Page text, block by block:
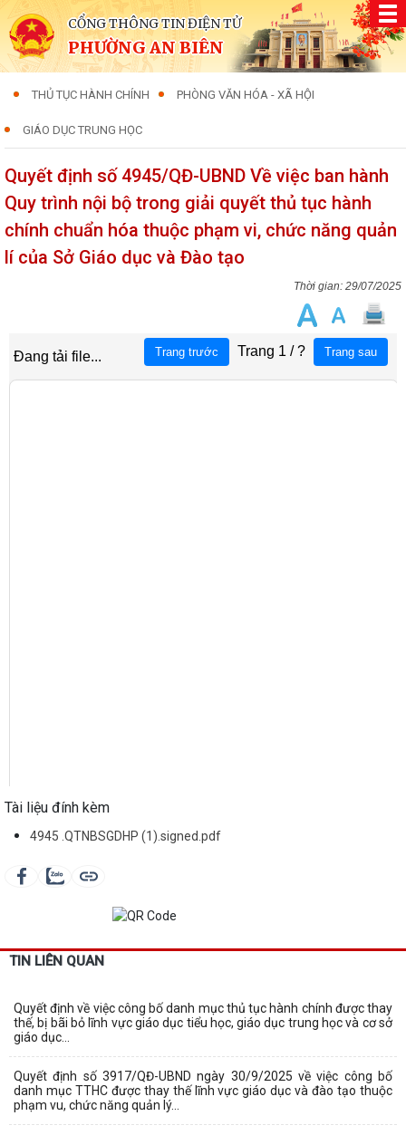
CỔNG THÔNG TIN ĐIỆN TỬ
PHƯỜNG AN BIÊN
THỦ TỤC HÀNH CHÍNH PHÒNG VĂN HÓA - XÃ HỘI
GIÁO DỤC TRUNG HỌC
Quyết định số 4945/QĐ-UBND Về việc ban hành
Quy trình nội bộ trong giải quyết thủ tục hành
chính chuẩn hóa thuộc phạm vi, chức năng quản
lí của Sở Giáo dục và Đào tạo
29/07/2025
Tài liệu đính kèm
4945 .QTNBSGDHP (1).signed.pdf
TIN LIÊN QUAN
Quyết định về việc công bố danh mục thủ tục hành chính được thay
thế, bị bãi bỏ lĩnh vực giáo dục tiểu học, giáo dục trung học và cơ sở
giáo dục...
Quyết định số 3917/QĐ-UBND ngày 30/9/2025 về việc công bố
danh mục TTHC được thay thế lĩnh vực giáo dục và đào tạo thuộc
phạm vu, chức năng quản lý...